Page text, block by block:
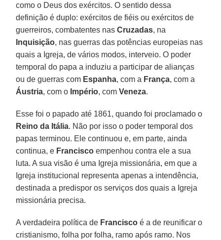
como o Deus dos exércitos. O sentido dessa
definição é duplo: exércitos de fiéis ou exércitos de
guerreiros, combatentes nasCruzadas, na
Inquisição, nas guerras das potências europeias nas
quais a Igreja, de vários modos, interveio. O poder
temporal do papa a induziu a participar de alianças
ou de guerras com Espanha, com a França, com a
Áustria, com o Império, comVeneza.
Esse foi o papado até 1861, quando foi proclamado o
Reino da Itália. Não por isso o poder temporal dos
papas terminou. Ele continuou e, em parte, ainda
continua, e Francisco empenhou contra ele a sua
luta. A sua visão é uma Igreja missionária, em que a
Igreja institucional representa apenas a intendência,
destinada a predispor os serviços dos quais a Igreja
missionária precisa.
A verdadeira política de Francisco é a de reunificar o
cristianismo, folha por folha, ramo após ramo. Nos